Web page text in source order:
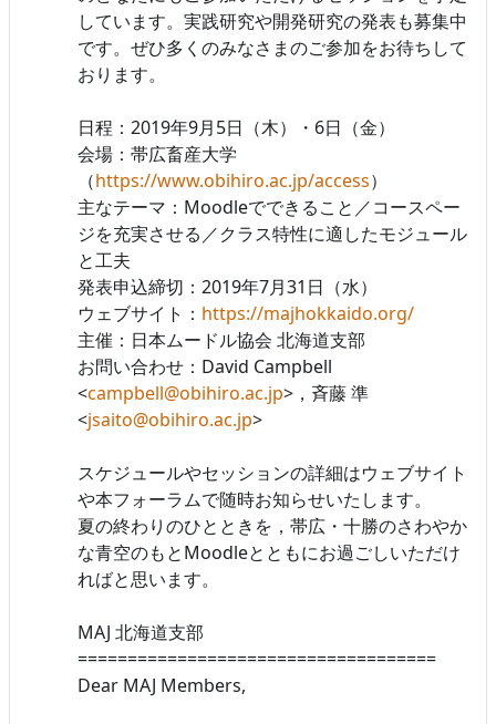
しています。実践研究や開発研究の発表も募集中
です。ぜひ多くのみなさまのご参加をお待ちして
おります。
日程：2019年9月5日（木）・6日（金）
会場：帯広畜産大学
（https://www.obihiro.ac.jp/access）
主なテーマ：Moodleでできること／コースペー
ジを充実させる／クラス特性に適したモジュール
と工夫
発表申込締切：2019年7月31日（水）
ウェブサイト： https://majhokkaido.org/
主催：日本ムードル協会 北海道支部
お問い合わせ：David Campbell
<campbell@obihiro.ac.jp>，斉藤 準
<jsaito@obihiro.ac.jp>
スケジュールやセッションの詳細はウェブサイト
や本フォーラムで随時お知らせいたします。
夏の終わりのひとときを，帯広・十勝のさわやか
な青空のもとMoodleとともにお過ごしいただけ
ればと思います。
MAJ 北海道支部
====================================
Dear MAJ Members,